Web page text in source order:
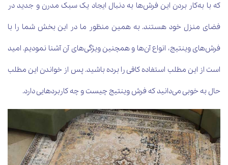
که با به‌کار بردن این فرش‌ها به دنبال ایجاد یک سبک مدرن و جدید در
فضای منزل خود هستند. به همین منظور ما در این بخش شما را با
فرش‌های وینتیج، انواع آن‌ها و همچنین ویژگی‌های آن آشنا نمودیم. امید
است از این مطلب استفاده کافی را برده باشید. پس از خواندن این مطلب
حال به خوبی می‌دانید که فرش وینتیج چیست و چه کاربردهایی دارد.